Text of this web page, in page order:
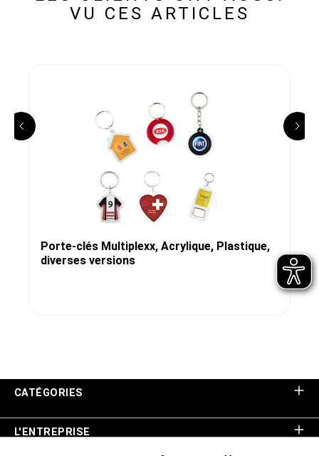
VU CES ARTICLES
Porte-clés Multiplexx, Acrylique, Plastique,
diverses versions
CATÉGORIES
L'ENTREPRISE